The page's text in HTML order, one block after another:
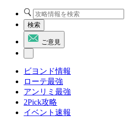
検索
ご意見
ビヨンド情報
ローテ最強
アンリミ最強
2Pick攻略
イベント速報